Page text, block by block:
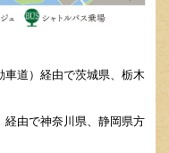
道）経由で茨城県、栃木
経由で神奈川県、静岡県方